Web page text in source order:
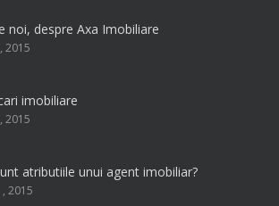
noi, despre Axa Imobiliare
2015
imobiliare
2015
atributiile unui agent imobiliar?
2015